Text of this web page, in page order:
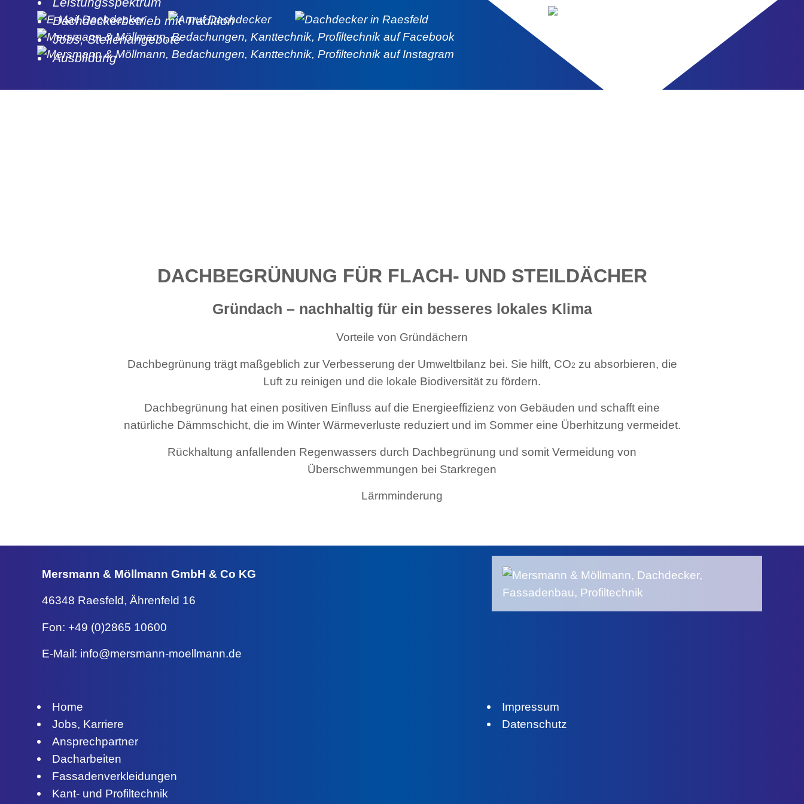
Dachdeckerbetrieb mit Tradition
Jobs, Stellenangebote
Ausbildung
DACHBEGRÜNUNG FÜR FLACH- UND STEILDÄCHER
Gründach – nachhaltig für ein besseres lokales Klima
Vorteile von Gründächern
Dachbegrünung trägt maßgeblich zur Verbesserung der Umweltbilanz bei. Sie hilft, CO2 zu absorbieren, die
Luft zu reinigen und die lokale Biodiversität zu fördern.
Dachbegrünung hat einen positiven Einfluss auf die Energieeffizienz von Gebäuden und schafft eine
natürliche Dämmschicht, die im Winter Wärmeverluste reduziert und im Sommer eine Überhitzung vermeidet.
Rückhaltung anfallenden Regenwassers durch Dachbegrünung und somit Vermeidung von
Überschwemmungen bei Starkregen
Lärmminderung
Mersmann & MöllmannGmbH & Co KG
46348 Raesfeld,Ährenfeld 16
Fon: +49 (0)2865 10600
E-Mail: info@mersmann-moellmann.de
Home
Jobs, Karriere
Ansprechpartner
Dacharbeiten
Fassadenverkleidungen
Kant- und Profiltechnik
Impressum
Datenschutz